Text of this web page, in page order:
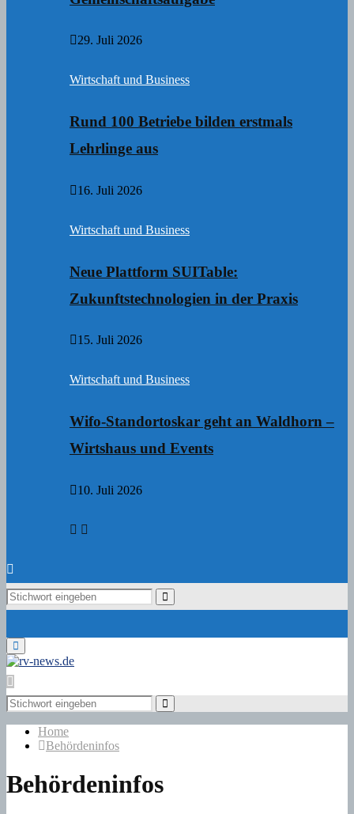
29. Juli 2026
Wirtschaft und Business
Rund 100 Betriebe bilden erstmals
Lehrlinge aus
16. Juli 2026
Wirtschaft und Business
Neue Plattform SUITable:
Zukunftstechnologien in der Praxis
15. Juli 2026
Wirtschaft und Business
Wifo-Standortoskar geht an Waldhorn –
Wirtshaus und Events
10. Juli 2026
Search
Search
Primary
Menu
Search
for:
Search
Home
Behördeninfos
Behördeninfos